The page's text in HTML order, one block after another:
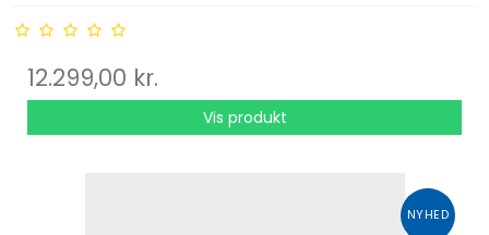
12.299,00 kr.
Vis produkt
NYHED